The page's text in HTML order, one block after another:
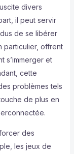
divers
il peut servir
de se libérer
particulier, offrent
s’immerger et
cette
problèmes tels
de plus en
des
les jeux de